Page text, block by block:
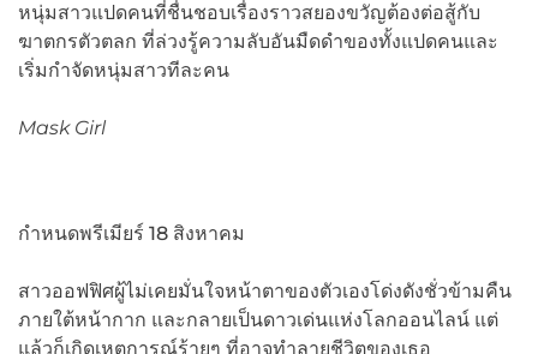
หนุ่มสาวแปดคนที่ชื่นชอบเรื่องราวสยองขวัญต้องต่อสู้กับ
ฆาตกรตัวตลก ที่ล่วงรู้ความลับอันมืดดำของทั้งแปดคนและ
เริ่มกำจัดหนุ่มสาวทีละคน
Mask Girl
กำหนดพรีเมียร์ 18 สิงหาคม
สาวออฟฟิศผู้ไม่เคยมั่นใจหน้าตาของตัวเองโด่งดังชั่วข้ามคืน
ภายใต้หน้ากาก และกลายเป็นดาวเด่นแห่งโลกออนไลน์ แต่
แล้วก็เกิดเหตุการณ์ร้ายๆ ที่อาจทำลายชีวิตของเธอ